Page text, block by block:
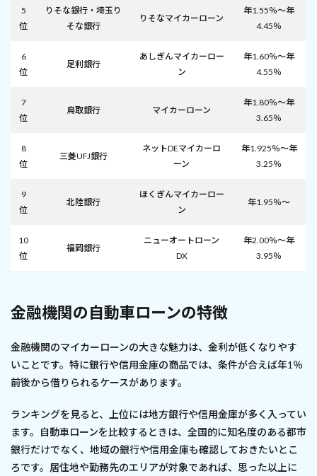
5
位
りそな銀行・埼玉り
そな銀行
りそなマイカーローン
年1.55％～年
4.45％
6
位
足利銀行
あしぎんマイカーロー
ン
年1.60％～年
4.55％
7
位
鳥取銀行 マイカーローン
年1.80％～年
3.65％
8
位
三菱UFJ銀行
ネットDEマイカーロ
ーン
年1.925％～年
3.25％
9
位
北陸銀行
ほくぎんマイカーロー
ン
年1.95％～
10
位
福岡銀行
ニューオートローン
DX
年2.00％～年
3.95％
金融機関の自動車ローンの特徴
金融機関のマイカーローンの大きな魅力は、金利が低くなりやす
いことです。特に銀行や信用金庫の商品では、条件が合えば年1％
前後から借りられるケースがあります。
ランキングを見ると、上位には地方銀行や信用金庫が多く入ってい
ます。自動車ローンを比較するときは、全国的に知名度のある都市
銀行だけでなく、地域の銀行や信用金庫も確認しておきたいとこ
ろです。居住地や勤務先のエリアが対象であれば、思った以上に